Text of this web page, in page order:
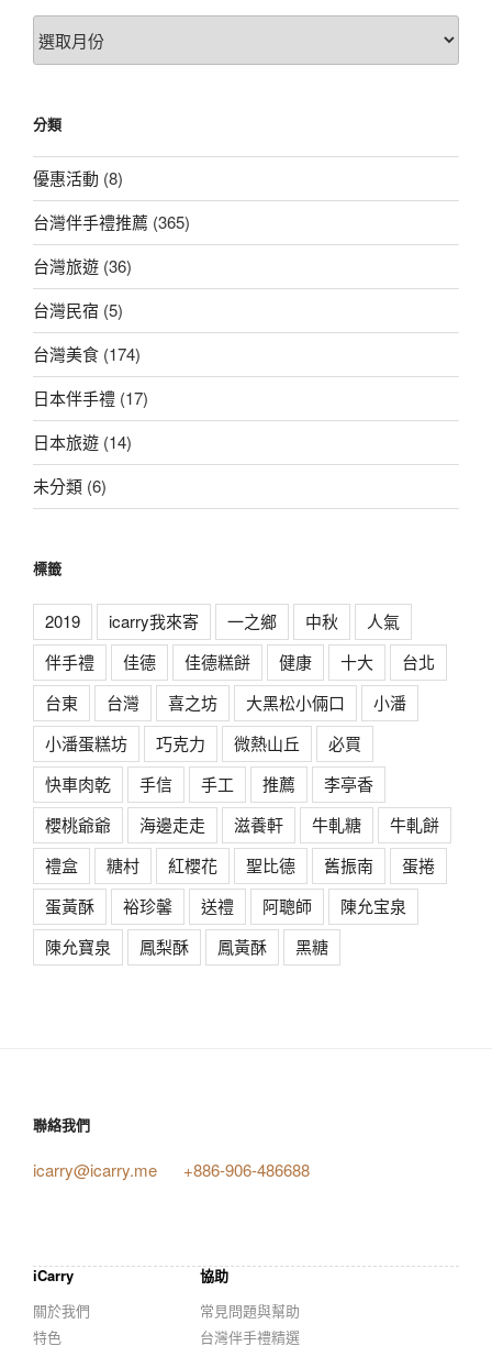
文
章
分類
優惠活動 (8)
台灣伴手禮推薦 (365)
台灣旅遊 (36)
台灣民宿 (5)
台灣美食 (174)
日本伴手禮 (17)
日本旅遊 (14)
未分類 (6)
標籤
2019 icarry我來寄 一之鄉 中秋
人氣
伴手禮
佳德 佳德糕餅 健康 十大
台北
台東
台灣 喜之坊 大黑松小倆口
小潘
小潘蛋糕坊
巧克力 微熱山丘
必買
快車肉乾
手信 手工 推薦
李亭香
櫻桃爺爺
海邊走走 滋養軒 牛軋糖
牛軋餅
禮盒
糖村 紅櫻花 聖比德 舊振南
蛋捲
蛋黃酥
裕珍馨 送禮 阿聰師
陳允宝泉
陳允寶泉
鳳梨酥 鳳黃酥 黑糖
聯絡我們
icarry@icarry.me +886-906-486688
iCarry
關於我們
特色
協助
常見問題與幫助
台灣伴手禮精選